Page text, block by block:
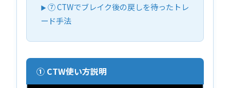
⑦ CTWでブレイク後の戻しを待ったトレ
ード手法
① CTW使い方説明